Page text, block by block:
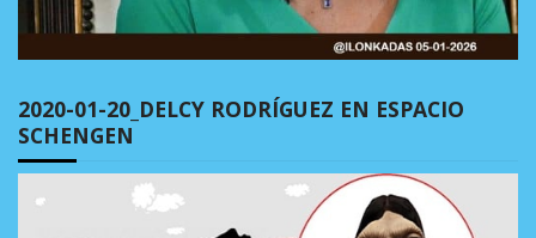
2020-01-20_DELCY RODRÍGUEZ EN ESPACIO
SCHENGEN